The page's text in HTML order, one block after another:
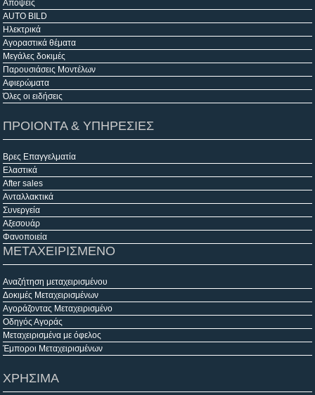
Απόψεις
AUTO BILD
Ηλεκτρικά
Αγοραστικά θέματα
Μεγάλες δοκιμές
Παρουσιάσεις Μοντέλων
Αφιερώματα
Όλες οι ειδήσεις
ΠΡΟΙΟΝΤΑ & ΥΠΗΡΕΣΙΕΣ
Βρες Επαγγελματία
Ελαστικά
After sales
Ανταλλακτικά
Συνεργεία
Αξεσουάρ
Φανοποιεία
ΜΕΤΑΧΕΙΡΙΣΜΕΝΟ
Αναζήτηση μεταχειρισμένου
Δοκιμές Μεταχειρισμένων
Αγοράζοντας Μεταχειρισμένο
Οδηγός Αγοράς
Μεταχειρισμένα με όφελος
Έμποροι Μεταχειρισμένων
ΧΡΗΣΙΜΑ